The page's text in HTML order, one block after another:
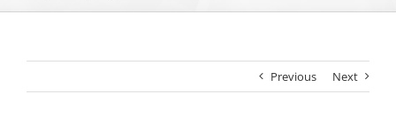
Previous Next